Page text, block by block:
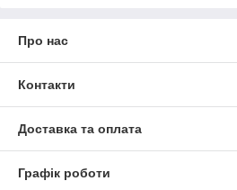
Про нас
Контакти
Доставка та оплата
Графік роботи